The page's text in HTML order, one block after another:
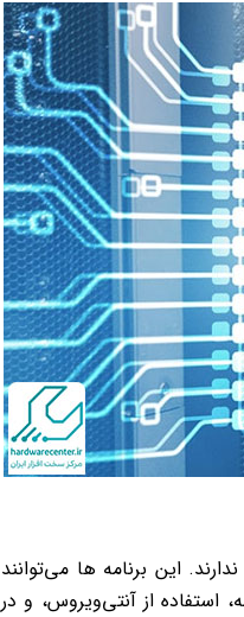
این برنامه ‌ها می‌توانند
استفاده از آنتی‌ویروس، و در